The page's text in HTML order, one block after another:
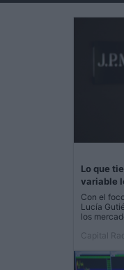
Lo que
variable
Con el
Lucía
los
Capital